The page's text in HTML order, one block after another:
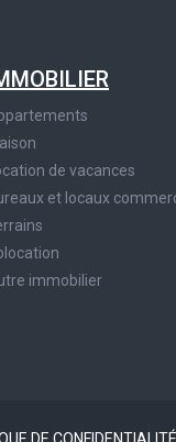
de vacances
et locaux
immobilier